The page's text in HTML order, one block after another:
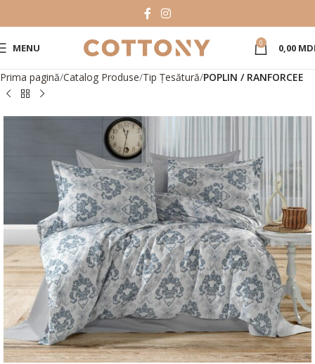
MENU 0 0,00
Prima pagină Catalog Produse Tip Țesătură POPLIN / RANFORCEE